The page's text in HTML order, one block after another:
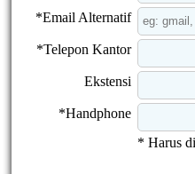
*Email Alternatif
*Telepon Kantor
Ekstensi
*Handphone
* Harus